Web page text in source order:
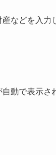
などを入力
動で表示さ